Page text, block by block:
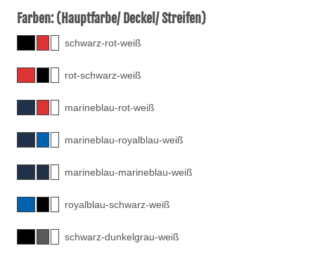
Farben: (Hauptfarbe/ Deckel/ Streifen)
schwarz-rot-weiß
rot-schwarz-weiß
marineblau-rot-weiß
marineblau-royalblau-weiß
marineblau-marineblau-weiß
royalblau-schwarz-weiß
schwarz-dunkelgrau-weiß